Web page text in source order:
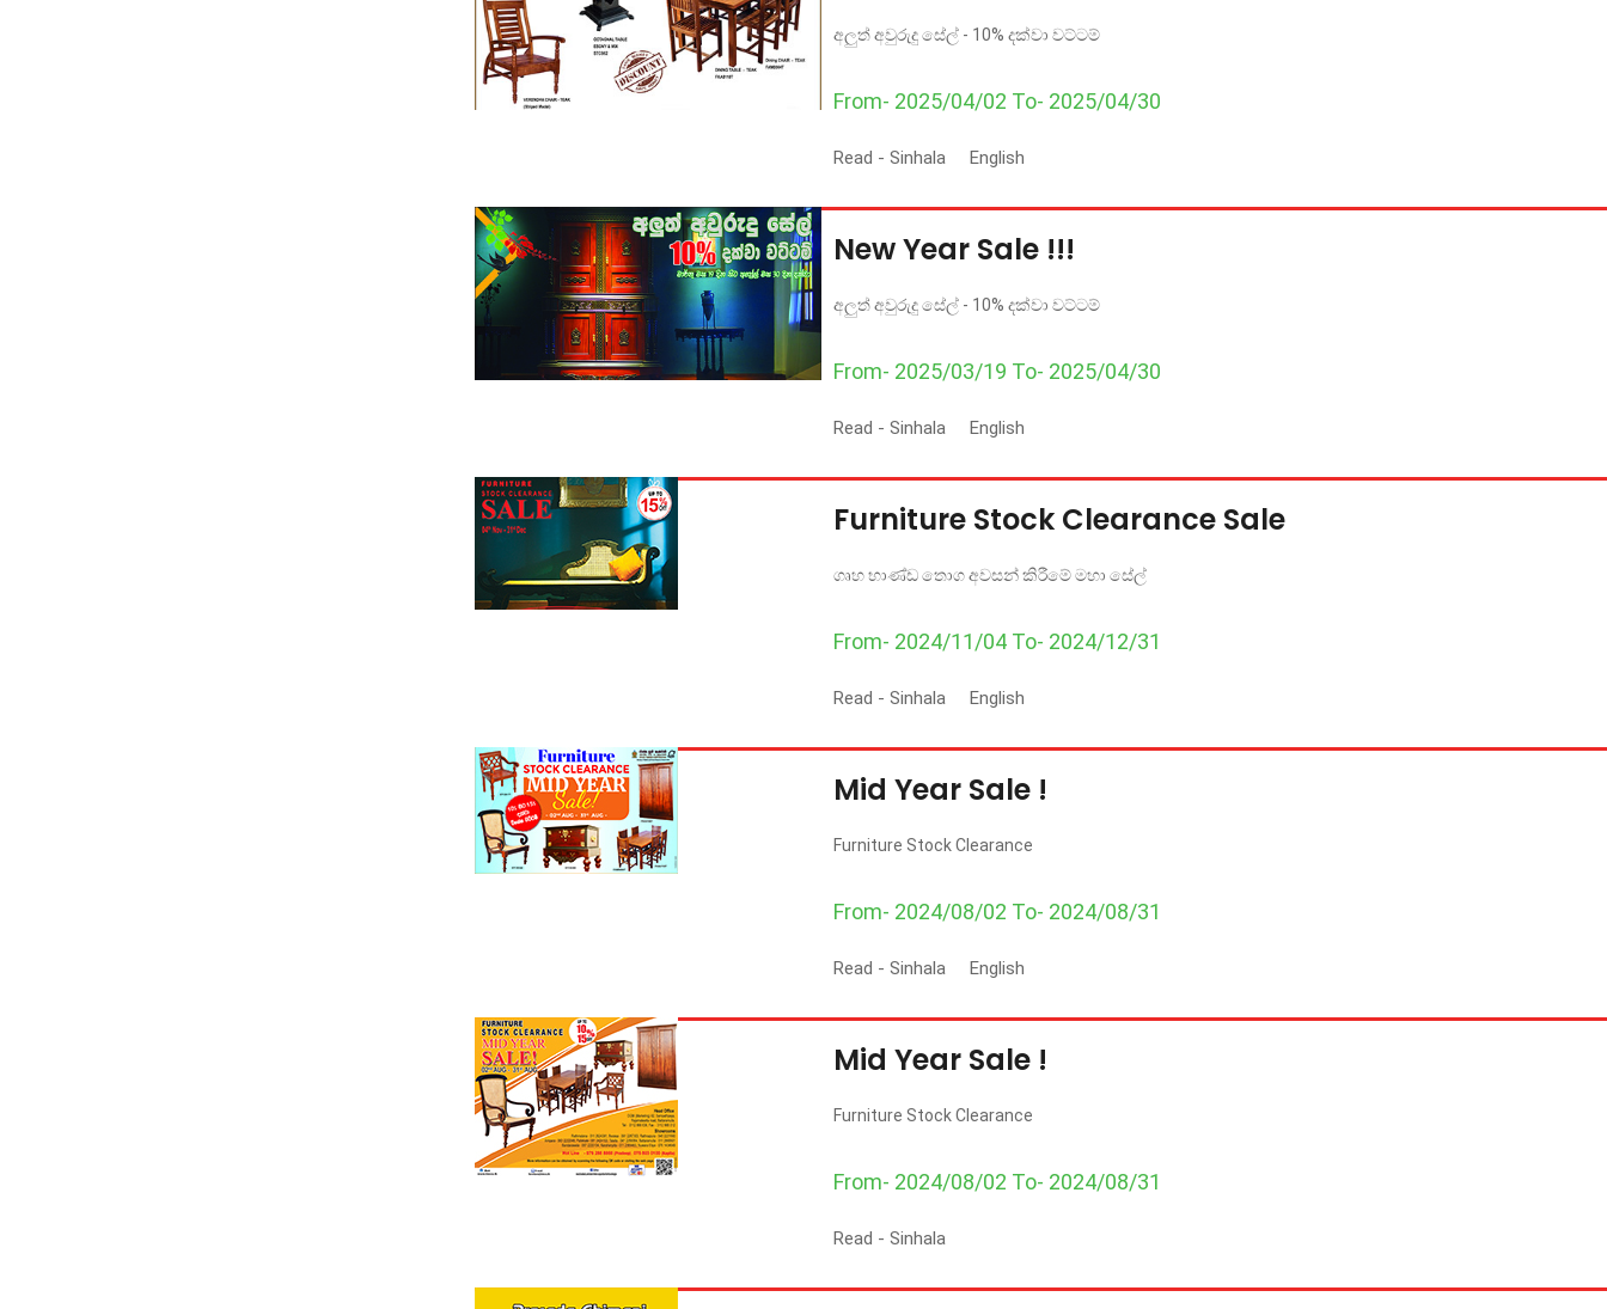
අලුත් අවුරුදු සේල් - 10% දක්වා වට්ටම්
From- 2025/04/02 To- 2025/04/30
Read - Sinhala English
New Year Sale !!!
අලුත් අවුරුදු සේල් - 10% දක්වා වට්ටම්
From- 2025/03/19 To- 2025/04/30
Read - Sinhala English
Furniture Stock Clearance Sale
ගෘහ භාණ්ඩ තොග අවසන් කිරීමේ මහා සේල්
From- 2024/11/04 To- 2024/12/31
Read - Sinhala English
Mid Year Sale !
Furniture Stock Clearance
From- 2024/08/02 To- 2024/08/31
Read - Sinhala English
Mid Year Sale !
Furniture Stock Clearance
From- 2024/08/02 To- 2024/08/31
Read - Sinhala